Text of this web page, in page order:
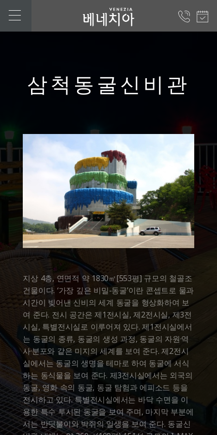
삼척동굴신비관
지상 4층, 연면적 약 1830㎡[553평] 규모의 철골조
건물이다. ‘가장 깊은 비밀-동굴’이란 콘셉트로 물과
시간이 빚어낸 신비의 세계 동굴을 형상화하여 보
여 준다. 전시 공간은 제1전시실, 제2전시실, 제3전
시실, 특별전시실로 이루어져 있다. 제1전시실에서
는 동굴의 종류, 동굴의 생성 과정, 동굴의 자원·역
사·분포와 같은 미지의 세계를 보여 준다. 제2전시
실에서는 동굴의 생명을 테마로 하여 동굴에 서식
하는 동식물을 보여 준다. 제3전시실에서는 외국의
동굴, 영화 속의 동굴, 동굴 탐험과 에피소드 등을
전시하고 있다. 특별전시실에서는 바닥 수면을 이
용한 특수 투시된 동굴을 보여 주며, 마지막 부분에
서는 반딧불이와 박쥐의 일생을 보여 준다. 동굴신